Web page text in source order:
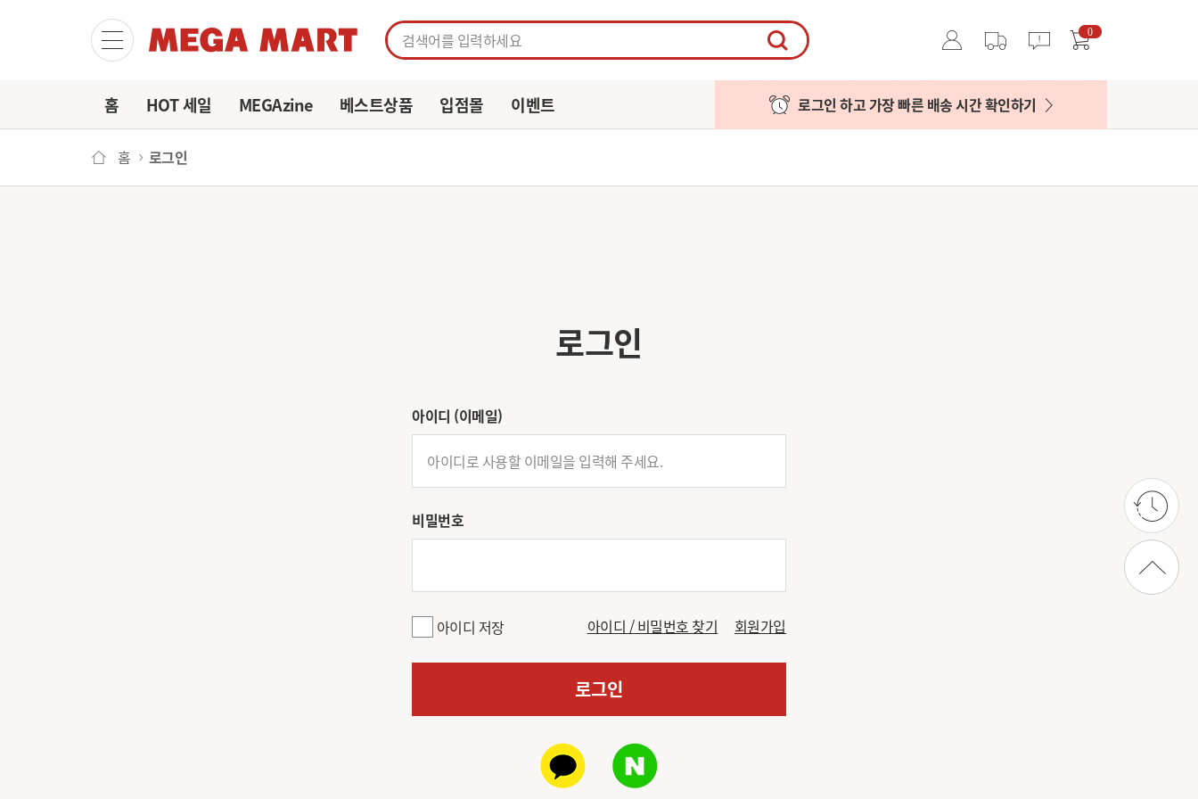
마이페이지주문/배송알림 장바구니 0
홈 HOT 세일 MEGAzine 베스트상품 입점몰 이벤트 로그인 하고 가장 빠른 배송 시간 확인하기
홈 로그인
로그인
로그인
아이디 (이메일)
비밀번호
아이디 저장 아이디 / 비밀번호 찾기 회원가입
로그인